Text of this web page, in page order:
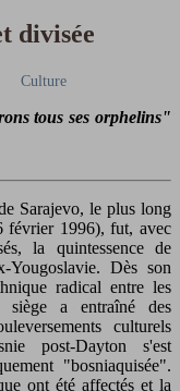
divisée
Culture
tous ses orphelins"
Sarajevo, le plus long
février 1996), fut, avec
la quintessence de
Yougoslavie. Dès son
radical entre les
siège a entraîné des
culturels
post-Dayton s'est
"bosniaquisée".
ont été affectés et la